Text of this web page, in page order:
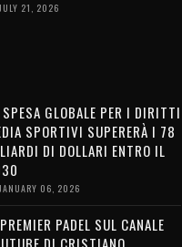
21, 2026
SPESA GLOBALE PER I DIRITTI
SPORTIVI SUPERERÀ I 78
DI DOLLARI ENTRO IL
06, 2026
PADEL SUL CANALE